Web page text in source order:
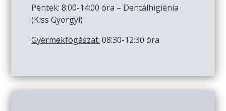
Péntek: 8:00-14:00 óra – Dentálhigiénia
(Kiss Györgyi)
Gyermekfogászat: 08:30-12:30 óra